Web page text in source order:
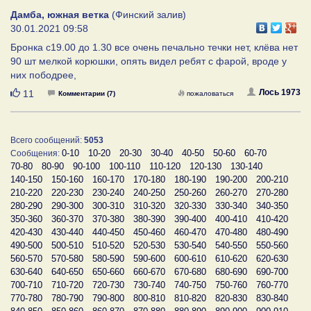
Дамба, южная ветка (Финский залив)
30.01.2021 09:58
Бронка с19.00 до 1.30 все очень печально течки нет, клёва нет
90 шт мелкой корюшки, опять видел ребят с фарой, вроде у
них пободрее,
Нравится
11 Комментарии (7) Лось 1973
пожаловаться
Всего сообщений: 5053
Сообщения: 0-10 10-20 20-30 30-40 40-50 50-60
60-70
70-80
80-90 90-100 100-110 110-120 120-130
130-140
140-150
150-160 160-170 170-180 180-190 190-200
200-210
210-220
220-230 230-240 240-250 250-260 260-270
270-280
280-290
290-300 300-310 310-320 320-330 330-340
340-350
350-360
360-370 370-380 380-390 390-400 400-410
410-420
420-430
430-440 440-450 450-460 460-470 470-480
480-490
490-500
500-510 510-520 520-530 530-540 540-550
550-560
560-570
570-580 580-590 590-600 600-610 610-620
620-630
630-640
640-650 650-660 660-670 670-680 680-690
690-700
700-710
710-720 720-730 730-740 740-750 750-760
760-770
770-780
780-790 790-800 800-810 810-820 820-830
830-840